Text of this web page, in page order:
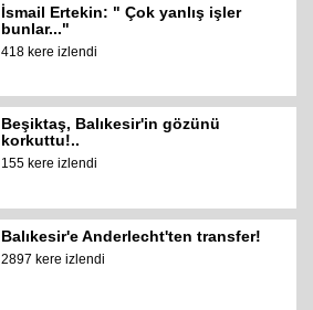
İsmail Ertekin: " Çok yanlış işler
bunlar..."
418 kere izlendi
Beşiktaş, Balıkesir'in gözünü
korkuttu!..
155 kere izlendi
Balıkesir'e Anderlecht'ten transfer!
2897 kere izlendi